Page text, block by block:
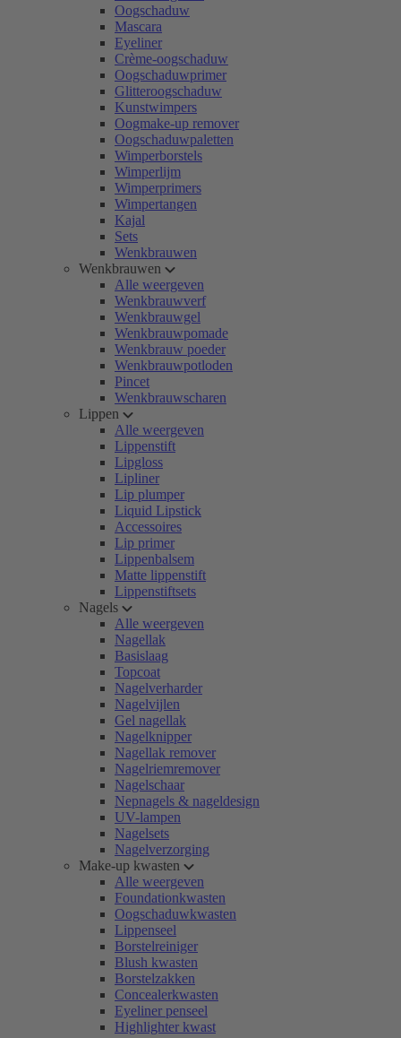
Oogschaduw
Mascara
Eyeliner
Crème-oogschaduw
Oogschaduwprimer
Glitteroogschaduw
Kunstwimpers
Oogmake-up remover
Oogschaduwpaletten
Wimperborstels
Wimperlijm
Wimperprimers
Wimpertangen
Kajal
Sets
Wenkbrauwen
Wenkbrauwen
Alle weergeven
Wenkbrauwverf
Wenkbrauwgel
Wenkbrauwpomade
Wenkbrauw poeder
Wenkbrauwpotloden
Pincet
Wenkbrauwscharen
Lippen
Alle weergeven
Lippenstift
Lipgloss
Lipliner
Lip plumper
Liquid Lipstick
Accessoires
Lip primer
Lippenbalsem
Matte lippenstift
Lippenstiftsets
Nagels
Alle weergeven
Nagellak
Basislaag
Topcoat
Nagelverharder
Nagelvijlen
Gel nagellak
Nagelknipper
Nagellak remover
Nagelriemremover
Nagelschaar
Nepnagels & nageldesign
UV-lampen
Nagelsets
Nagelverzorging
Make-up kwasten
Alle weergeven
Foundationkwasten
Oogschaduwkwasten
Lippenseel
Borstelreiniger
Blush kwasten
Borstelzakken
Concealerkwasten
Eyeliner penseel
Highlighter kwast